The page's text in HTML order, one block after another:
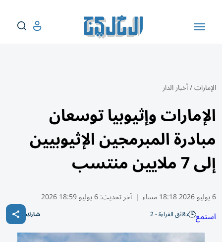
الإمارات/أخبار الدار
الإمارات وإثيوبيا توسعان
مبادرة المبرمجين الإثيوبيين
إلى 7 ملايين منتسب
6 يوليو 2026 18:18 مساء | آخر تحديث:6 يوليو 18:59 2026
استمع دقائق القراءة - 2 شارك